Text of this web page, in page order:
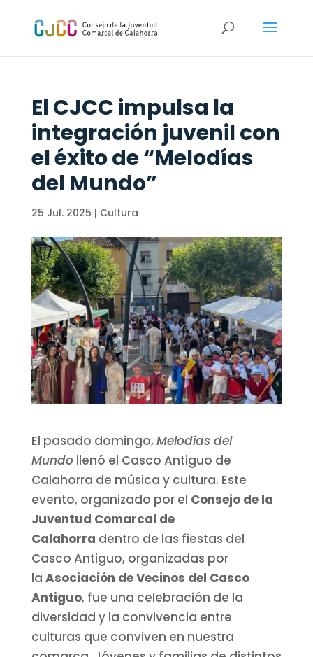
El CJCC impulsa la
integración juvenil con
el éxito de “Melodías
del Mundo”
25 Jul. 2025 | Cultura
El pasado domingo,Melodías del
Mundollenó el Casco Antiguo de
Calahorra de música y cultura. Este
evento, organizado por el Consejo de la
Juventud Comarcal de
Calahorra dentro de las fiestas del
Casco Antiguo, organizadas por
la Asociación de Vecinos del Casco
Antiguo, fue una celebración de la
diversidad y la convivencia entre
culturas que conviven en nuestra